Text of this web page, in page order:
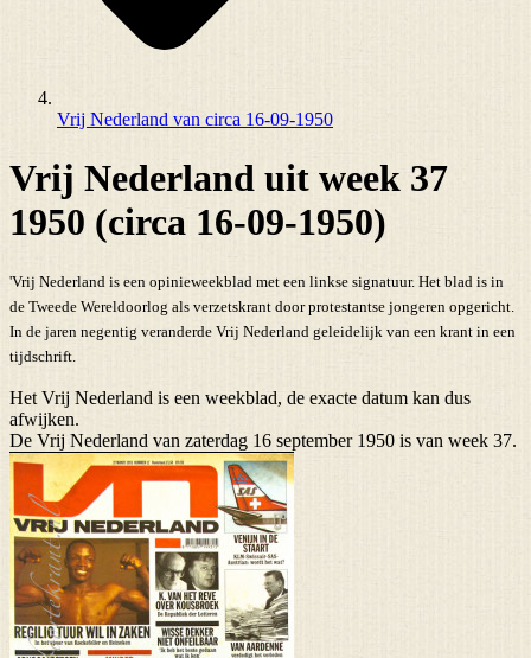
Vrij Nederland van circa 16-09-1950
Vrij Nederland uit week 37
1950 (circa 16-09-1950)
'Vrij Nederland is een opinieweekblad met een linkse signatuur. Het blad is in
de Tweede Wereldoorlog als verzetskrant door protestantse jongeren opgericht.
In de jaren negentig veranderde Vrij Nederland geleidelijk van een krant in een
tijdschrift.
Het Vrij Nederland is een weekblad, de exacte datum kan dus
afwijken.
De Vrij Nederland van zaterdag 16 september 1950 is van week 37.